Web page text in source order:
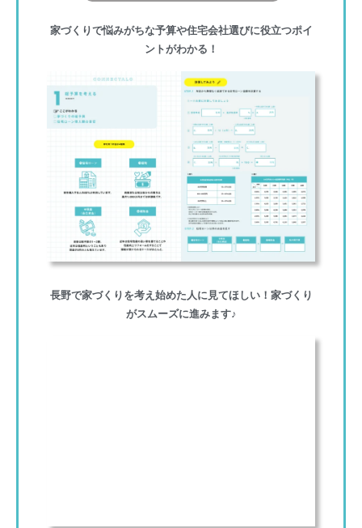
家づくりで悩みがちな予算や住宅会社選びに役立つポイ
ントがわかる！
長野で家づくりを考え始めた人に見てほしい！家づくり
がスムーズに進みます♪